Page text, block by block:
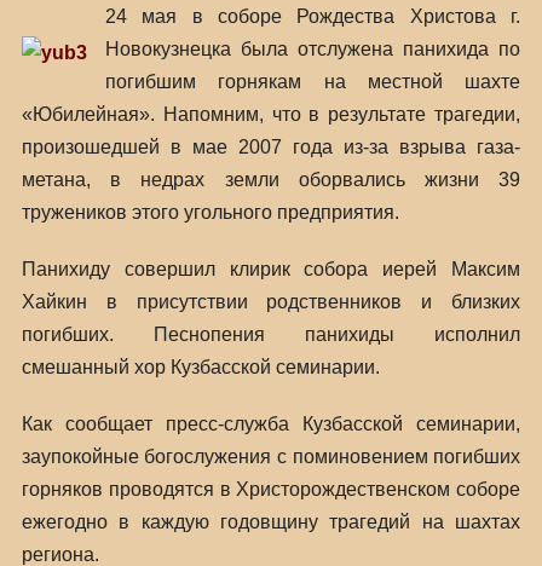
24 мая в соборе Рождества Христова г.
Новокузнецка была отслужена панихида по
погибшим горнякам на местной шахте
«Юбилейная». Напомним, что в результате трагедии,
произошедшей в мае 2007 года из-за взрыва газа-
метана, в недрах земли оборвались жизни 39
тружеников этого угольного предприятия.
Панихиду совершил клирик собора иерей Максим
Хайкин в присутствии родственников и близких
погибших. Песнопения панихиды исполнил
смешанный хор Кузбасской семинарии.
Как сообщает пресс-служба Кузбасской семинарии,
заупокойные богослужения с поминовением погибших
горняков проводятся в Христорождественском соборе
ежегодно в каждую годовщину трагедий на шахтах
региона.